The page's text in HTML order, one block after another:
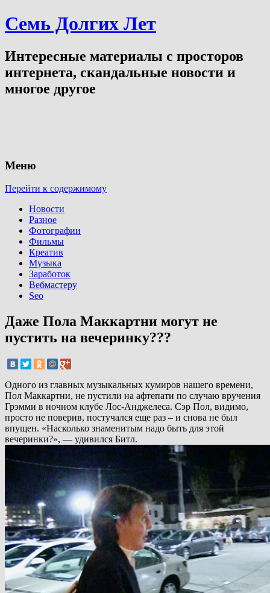
Семь Долгих Лет
Интересные материалы с просторов
интернета, скандальные новости и
многое другое
Меню
Перейти к содержимому
Новости
Разное
Фотографии
Фильмы
Креатив
Музыка
Заработок
Вебмастеру
Seo
Даже Пола Маккартни могут не
пустить на вечеринку???
Одного из главных музыкальных кумиров нашего времени,
Пол Маккартни, не пустили на афтепати по случаю вручения
Грэмми в ночном клубе Лос-Анджелеса. Сэр Пол, видимо,
просто не поверив, постучался еще раз – и снова не был
впущен. «Насколько знаменитым надо быть для этой
вечеринки?», — удивился Битл.